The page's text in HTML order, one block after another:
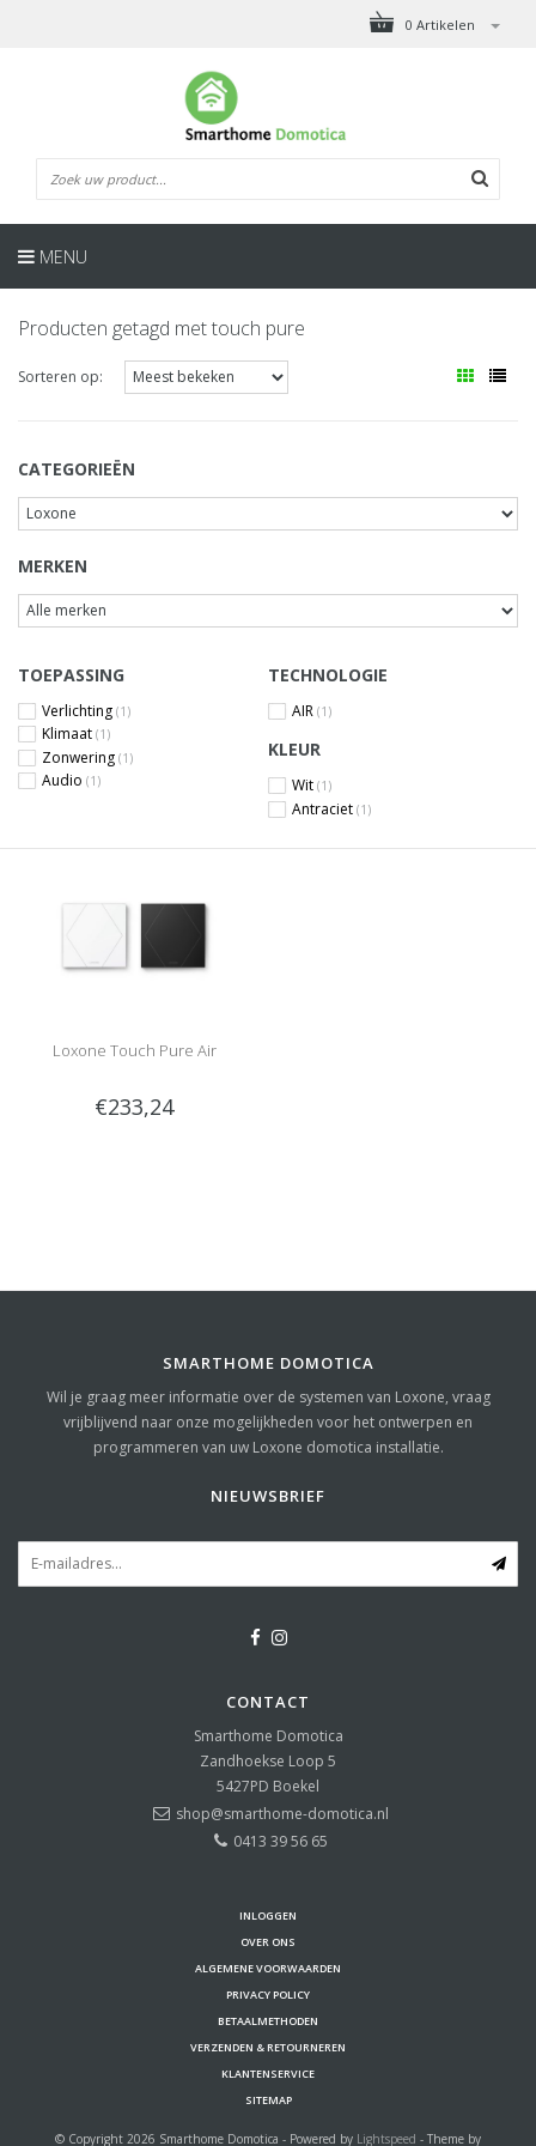
0 Artikelen
MENU
Producten getagd met touch pure
Sorteren op:
CATEGORIEËN
MERKEN
TOEPASSING
Verlichting (1)
Klimaat (1)
Zonwering (1)
Audio (1)
TECHNOLOGIE
AIR (1)
KLEUR
Wit (1)
Antraciet (1)
Loxone Touch Pure Air
€233,24
SMARTHOME DOMOTICA
Wil je graag meer informatie over de systemen van Loxone, vraag
vrijblijvend naar onze mogelijkheden voor het ontwerpen en
programmeren van uw Loxone domotica installatie.
NIEUWSBRIEF
CONTACT
Smarthome Domotica
Zandhoekse Loop 5
5427PD Boekel
shop@smarthome-domotica.nl
0413 39 56 65
INLOGGEN
OVER ONS
ALGEMENE VOORWAARDEN
PRIVACY POLICY
BETAALMETHODEN
VERZENDEN & RETOURNEREN
KLANTENSERVICE
SITEMAP
© Copyright 2026 Smarthome Domotica - Powered by Lightspeed - Theme by